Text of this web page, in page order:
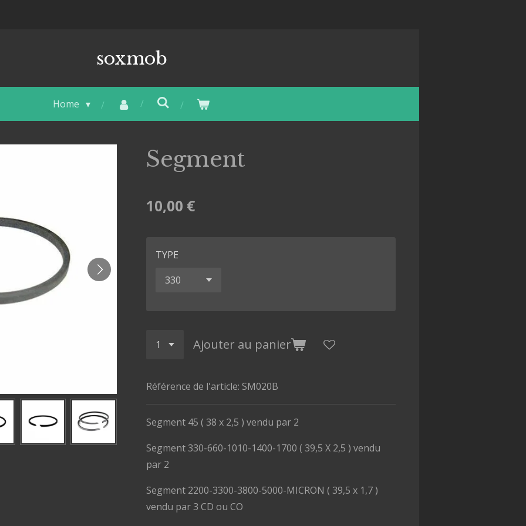
soxmob
Home
Segment
10,00 €
TYPE
Ajouter au panier
Référence de l'article: SM020B
Segment 45 ( 38 x 2,5 ) vendu par 2
Segment 330-660-1010-1400-1700 ( 39,5 X 2,5 ) vendu
par 2
Segment 2200-3300-3800-5000-MICRON ( 39,5 x 1,7 )
vendu par 3 CD ou CO